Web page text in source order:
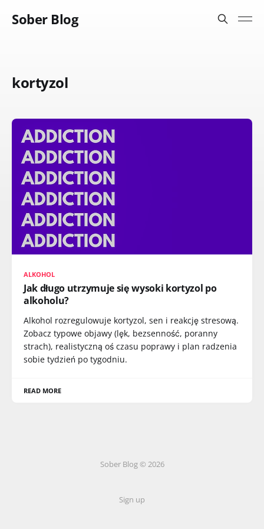
Sober Blog
kortyzol
ALKOHOL
Jak długo utrzymuje się wysoki kortyzol po
alkoholu?
Alkohol rozregulowuje kortyzol, sen i reakcję stresową.
Zobacz typowe objawy (lęk, bezsenność, poranny
strach), realistyczną oś czasu poprawy i plan radzenia
sobie tydzień po tygodniu.
READ MORE
Sober Blog © 2026
Sign up